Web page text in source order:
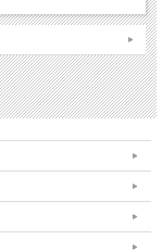
雄【価値哲学と現象
者とイスラーム以前
『感覚秩序』を手掛か
ティカル・エコノミ
博子著） 西川純子
伊多波宗周